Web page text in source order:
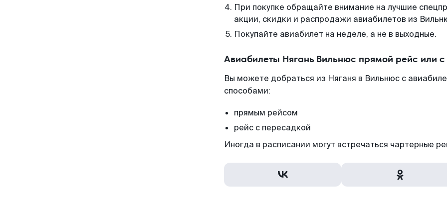
При покупке обращайте внимание на лучшие
акции, скидки и распродажи авиабилетов из
Покупайте авиабилет на неделе, а не в выходные.
Авиабилеты Нягань Вильнюс прямой рейс или
Вы можете добраться из Няганя в Вильнюс с
способами:
прямым рейсом
рейс с пересадкой
Иногда в расписании могут встречаться чартерные